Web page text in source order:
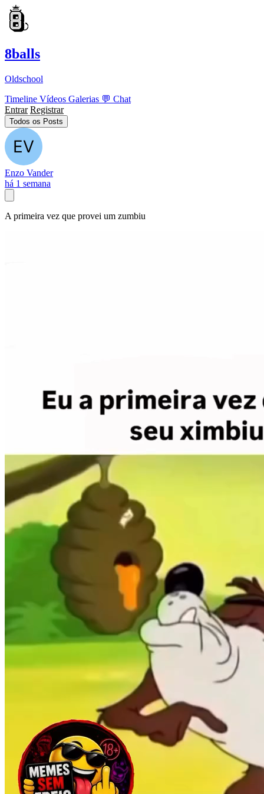
8balls
Oldschool
Timeline Vídeos Galerias 💬 Chat
Entrar Registrar
Todos os Posts
Enzo Vander
há 1 semana
A primeira vez que provei um zumbiu